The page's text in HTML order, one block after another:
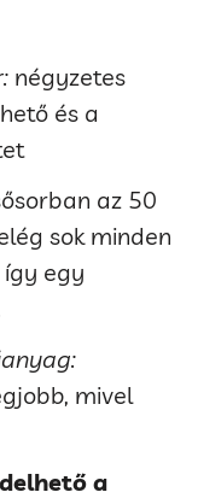
négyzetes
és a
az 50
sok minden
egy
mivel
a